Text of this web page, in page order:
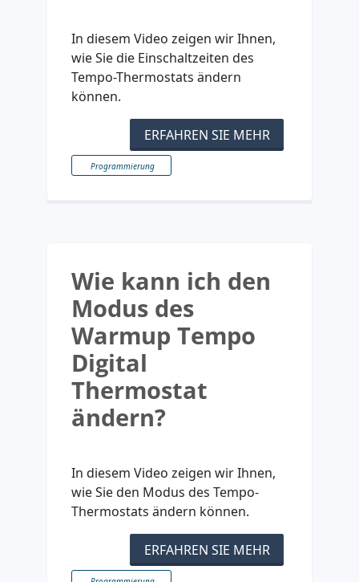
In diesem Video zeigen wir Ihnen,
wie Sie die Einschaltzeiten des
Tempo-Thermostats ändern
können.
ERFAHREN SIE MEHR
Programmierung
Wie kann ich den
Modus des
Warmup Tempo
Digital
Thermostat
ändern?
In diesem Video zeigen wir Ihnen,
wie Sie den Modus des Tempo-
Thermostats ändern können.
ERFAHREN SIE MEHR